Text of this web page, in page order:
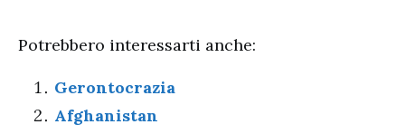
Potrebbero interessarti anche:
Gerontocrazia
Afghanistan